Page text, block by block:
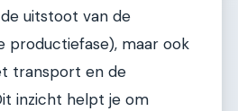
uitstoot van de
productiefase), maar ook
transport en de
inzicht helpt je om